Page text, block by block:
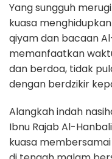
Yang sungguh
kuasa
qiyam dan bacaan
memanfaatkan
dan berdoa, tidak
dengan berdzikir
Alangkah indah
Ibnu Rajab Al-
kuasa